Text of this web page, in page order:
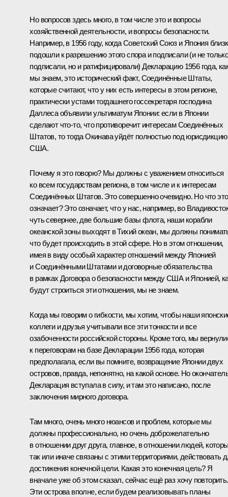
Но вопросов здесь много, в том числе это и вопросы
хозяйственной деятельности, и вопросы безопасности.
Например, в 1956 году, когда Советский Союз и Япония
подошли к разрешению этого спора и подписали (и не
подписали, но и ратифицировали) Декларацию 1956 года,
мы знаем, это исторический факт, Соединённые Штаты,
которые считают, что у них есть интересы в этом регионе,
практически устами тогдашнего госсекретаря господина
Даллеса объявили ультиматум Японии: если в Японии
сделают что-то, что противоречит интересам Соединённых
Штатов, то тогда Окинава уйдёт полностью под юрисдикцию
США.
Почему я это говорю? Мы должны с уважением относиться
ко всем государствам региона, в том числе и к интересам
Соединённых Штатов. Это совершенно очевидно. Но что это
означает? Это означает, что у нас, например, во
чуть севернее, две большие базы флота, наши корабли
океанской зоны выходят в Тихий океан, мы должны
что будет происходить в этой сфере. Но в этом отношении,
имея в виду особый характер отношений между Японией
и Соединёнными Штатами и договорные обязательства
в рамках Договора о безопасности между США и Японией,
будут строиться эти отношения, мы не знаем.
Когда мы говорим о гибкости, мы хотим, чтобы наши
коллеги и друзья учитывали все эти тонкости и все
озабоченности российской стороны. Кроме того, мы
к переговорам на базе Декларации 1956 года, которая
предполагала, если вы помните, возвращение Японии двух
островов, правда, непонятно, на какой основе. Но
Декларация вступала в силу, и там это написано, после
заключения мирного договора.
Там много, очень много нюансов и проблем, которые мы
должны профессионально, но очень доброжелательно
в отношении друг друга, главное, в отношении людей,
так или иначе связаны с этими территориями, действовать
достижения конечной цели. Какая это конечная цель? Я
вначале уже об этом сказал, сейчас ещё раз хочу повторить.
Эти острова вполне, если будем реализовывать планы